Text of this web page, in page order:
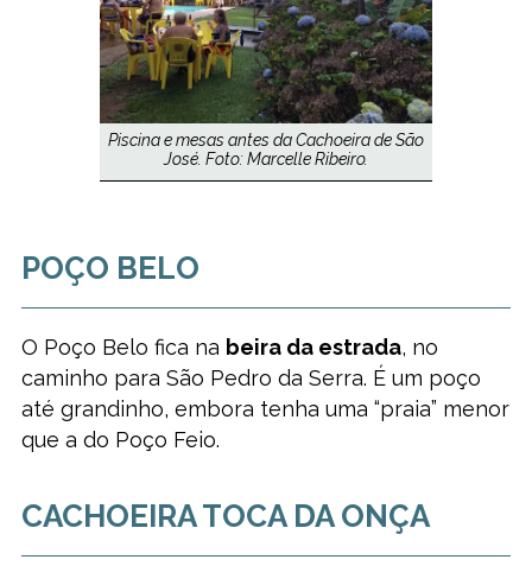
Piscina e mesas antes da Cachoeira de São
José. Foto: Marcelle Ribeiro.
POÇO BELO
O Poço Belo fica na beira da estrada, no
caminho para São Pedro da Serra. É um poço
até grandinho, embora tenha uma “praia” menor
que a do Poço Feio.
CACHOEIRA TOCA DA ONÇA